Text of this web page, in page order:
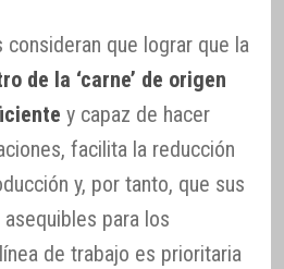
que lograr que la
de la ‘carne’ de origen
y capaz de hacer
facilita la reducción
y, por tanto, que sus
para los
de trabajo es prioritaria